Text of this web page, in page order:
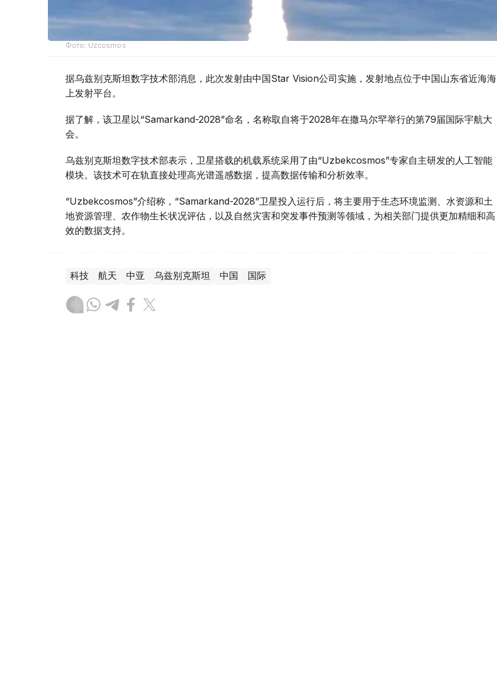
Фото: Uzcosmos
据乌兹别克斯坦数字技术部消息，此次发射由中国Star Vision公司实施，发射地点位于中国山东省近海海
上发射平台。
据了解，该卫星以“Samarkand-2028”命名，名称取自将于2028年在撒马尔罕举行的第79届国际宇航大
会。
乌兹别克斯坦数字技术部表示，卫星搭载的机载系统采用了由“Uzbekcosmos”专家自主研发的人工智能
模块。该技术可在轨直接处理高光谱遥感数据，提高数据传输和分析效率。
“Uzbekcosmos”介绍称，“Samarkand-2028”卫星投入运行后，将主要用于生态环境监测、水资源和土
地资源管理、农作物生长状况评估，以及自然灾害和突发事件预测等领域，为相关部门提供更加精细和高
效的数据支持。
科技 航天 中亚 乌兹别克斯坦 中国 国际